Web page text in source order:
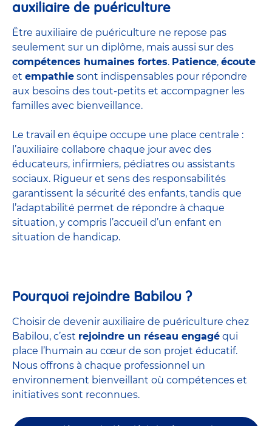
auxiliaire de puériculture
Être auxiliaire de puériculture ne repose pas
seulement sur un diplôme, mais aussi sur des
compétences humaines fortes. Patience, écoute
et empathie sont indispensables pour répondre
aux besoins des tout-petits et accompagner les
familles avec bienveillance.
Le travail en équipe occupe une place centrale :
l’auxiliaire collabore chaque jour avec des
éducateurs, infirmiers, pédiatres ou assistants
sociaux. Rigueur et sens des responsabilités
garantissent la sécurité des enfants, tandis que
l’adaptabilité permet de répondre à chaque
situation, y compris l’accueil d’un enfant en
situation de handicap.
Pourquoi rejoindre Babilou ?
Choisir de devenir auxiliaire de puériculture chez
Babilou, c’est rejoindre un réseau engagé qui
place l’humain au cœur de son projet éducatif.
Nous offrons à chaque professionnel un
environnement bienveillant où compétences et
initiatives sont reconnues.